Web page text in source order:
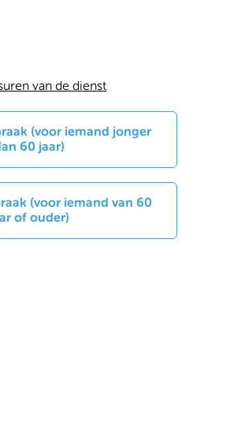
van de dienst
(voor iemand jonger
60 jaar)
(voor iemand van 60
of ouder)